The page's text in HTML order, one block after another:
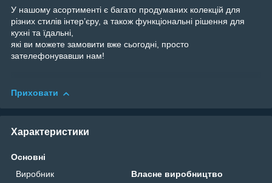
У нашому асортименті є багато продуманих колекцій для
різних стилів інтер’єру, а також функціональні рішення для
кухні та їдальні,
які ви можете замовити вже сьогодні, просто
зателефонувавши нам!
Приховати
Характеристики
Основні
Виробник
Власне виробництво